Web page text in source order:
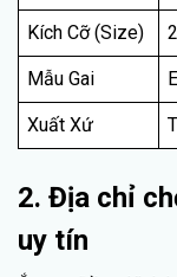
Kích Cỡ (Size)
Mẫu Gai
Xuất Xứ
2. Địa chỉ
uy tín